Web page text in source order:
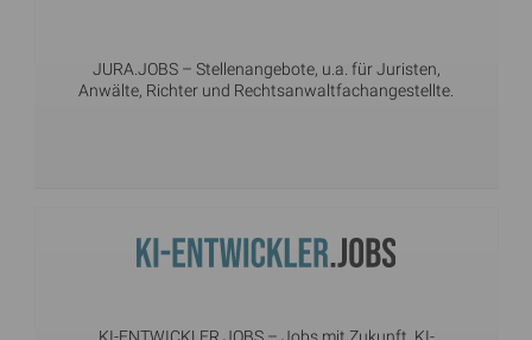
JURA.JOBS– Stellenangebote, u.a. für Juristen,
Anwälte, Richter und Rechtsanwaltfachangestellte.